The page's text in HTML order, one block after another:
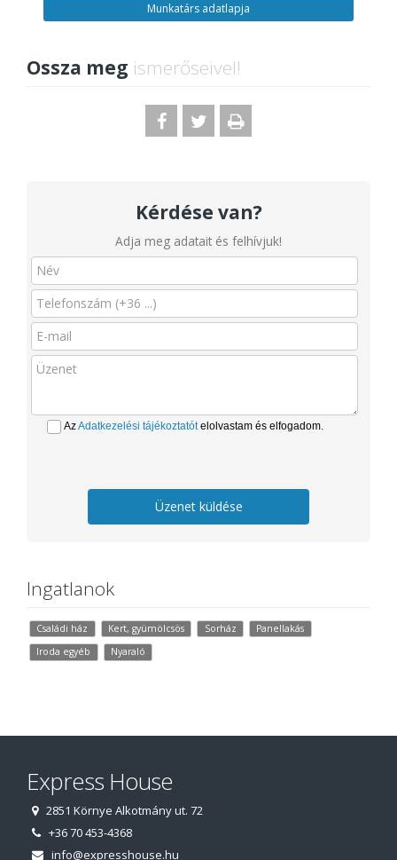
Munkatárs adatlapja
Ossza meg ismerőseivel!
Kérdése van?
Adja meg adatait és felhívjuk!
AzAdatkezelési tájékoztatótelolvastam és elfogadom.
Üzenet küldése
Ingatlanok
Családi ház Kert, gyümölcsös Sorház
Panellakás
Iroda egyéb
Nyaraló
Express House
2851 Környe Alkotmány ut. 72
+36 70 453-4368
info@expresshouse.hu